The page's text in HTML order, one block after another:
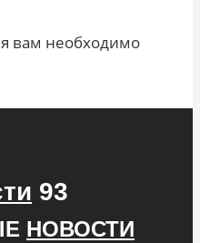
вам необходимо
93
НОВОСТИ